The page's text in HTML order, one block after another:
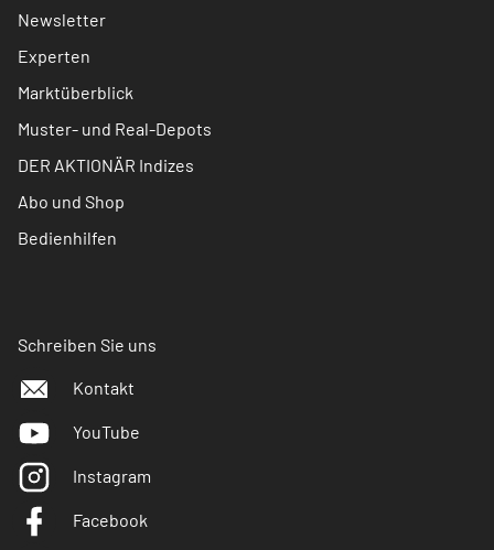
Newsletter
Experten
Marktüberblick
Muster- und Real-Depots
DER AKTIONÄR Indizes
Abo und Shop
Bedienhilfen
Schreiben Sie uns
Kontakt
YouTube
Instagram
Facebook